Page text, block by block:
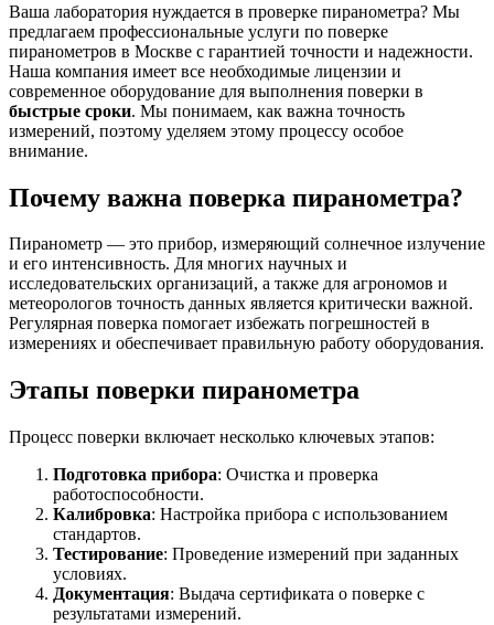
Ваша лаборатория нуждается в проверке пиранометра? Мы
предлагаем профессиональные услуги по поверке
пиранометров в Москве с гарантией точности и надежности.
Наша компания имеет все необходимые лицензии и
современное оборудование для выполнения поверки в
быстрые сроки. Мы понимаем, как важна точность
измерений, поэтому уделяем этому процессу особое
внимание.
Почему важна поверка пиранометра?
Пиранометр — это прибор, измеряющий солнечное излучение
и его интенсивность. Для многих научных и
исследовательских организаций, а также для агрономов и
метеорологов точность данных является критически важной.
Регулярная поверка помогает избежать погрешностей в
измерениях и обеспечивает правильную работу оборудования.
Этапы поверки пиранометра
Процесс поверки включает несколько ключевых этапов:
Подготовка прибора: Очистка и проверка
работоспособности.
Калибровка: Настройка прибора с использованием
стандартов.
Тестирование: Проведение измерений при заданных
условиях.
Документация: Выдача сертификата о поверке с
результатами измерений.